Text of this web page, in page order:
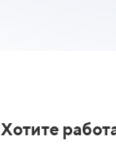
Хотите